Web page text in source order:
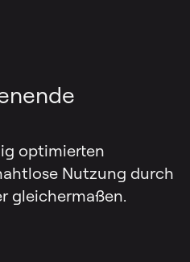
optimierten
Nutzung durch
gleichermaßen.